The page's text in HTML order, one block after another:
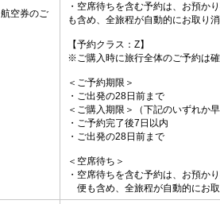
空券のご
・空席待ちを含む予約は、お預か
も含め、全旅程が自動的にお取り
【予約クラス：Z】
※ご購入時に旅行全体のご予約は
＜ご予約期限＞
・ご出発の28日前まで
＜ご購入期限＞（下記のいずれか早
・ご予約完了後7日以内
・ご出発の28日前まで
＜空席待ち＞
・空席待ちを含む予約は、お預か
便も含め、全旅程が自動的にお